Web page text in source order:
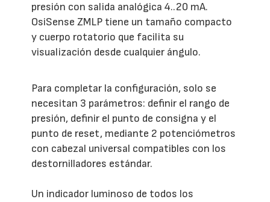
presión con salida analógica 4..20 mA.
OsiSense ZMLP tiene un tamaño compacto
y cuerpo rotatorio que facilita su
visualización desde cualquier ángulo.
Para completar la configuración, solo se
necesitan 3 parámetros: definir el rango de
presión, definir el punto de consigna y el
punto de reset, mediante 2 potenciómetros
con cabezal universal compatibles con los
destornilladores estándar.
Un indicador luminoso de todos los